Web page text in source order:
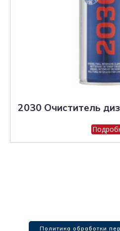
2030 Очиститель
Политика обработки